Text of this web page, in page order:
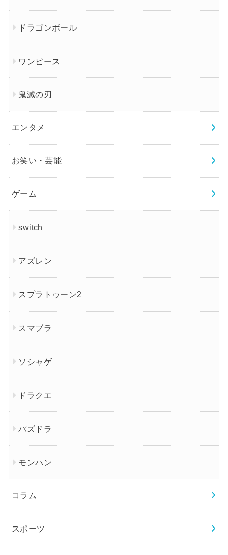
ドラゴンボール
ワンピース
鬼滅の刃
エンタメ
お笑い・芸能
ゲーム
switch
アズレン
スプラトゥーン2
スマブラ
ソシャゲ
ドラクエ
パズドラ
モンハン
コラム
スポーツ